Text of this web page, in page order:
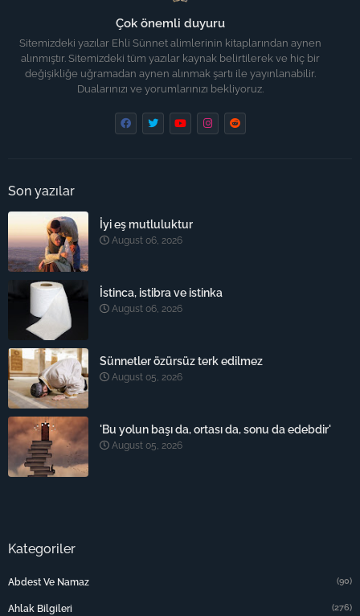
Çok önemli duyuru
Sitemizdeki yazılar Ehli Sünnet alimlerinin kitaplarından aynen
alınmıştır. Sitemizdeki tüm yazılar kaynak belirtilerek ve hiç bir
değişikliğe uğramadan aynen alınmak şartı ile yayınlanabilir.
Dualarınızı ve yorumlarınızı bekliyoruz.
Son yazılar
İyi eş mutluluktur
August 06, 2026
İstinca, istibra ve istinka
August 06, 2026
Sünnetler özürsüz terk edilmez
August 05, 2026
'Bu yolun başı da, ortası da, sonu da edebdir'
August 05, 2026
Kategoriler
Abdest Ve Namaz (90)
Ahlak Bilgileri (276)